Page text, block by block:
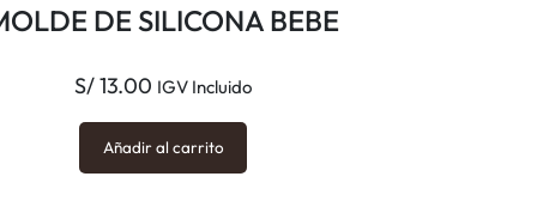
DE SILICONA BEBE
S/13.00 IGV Incluido
Añadir al carrito